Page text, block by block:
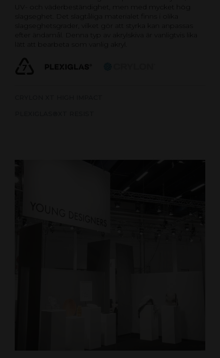
UV- och väderbeständighet, men med mycket hög
slagseghet. Det slagtåliga materialet finns i olika
slagseghetsgrader, vilket gör att styrka kan anpassas
efter ändamål. Denna typ av akrylskiva är vanligtvis lika
lätt att bearbeta som vanlig akryl.